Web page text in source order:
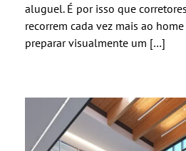
aluguel. É por isso que
recorrem cada vez mais ao
preparar visualmente um […]